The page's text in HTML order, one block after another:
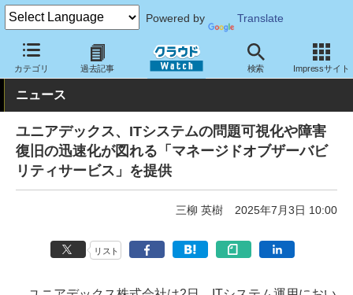
Powered by Translate
カテゴリ 過去記事 検索 Impressサイト
クラウド Watch サービス・ソフト サービス 運用・監視
ニュース
ユニアデックス、ITシステムの問題可視化や障害
復旧の迅速化が図れる「マネージドオブザーバビ
リティサービス」を提供
三柳 英樹 2025年7月3日 10:00
リスト